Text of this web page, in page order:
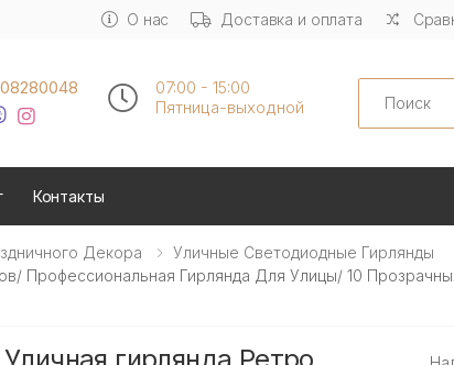
О нас Доставка и оплата
07:00 - 15:00
Пятница-выходной
Search
Контакты
Декора
Уличные Светодиодные Гирлянды
Профессиональная Гирлянда Для Улицы/ 10